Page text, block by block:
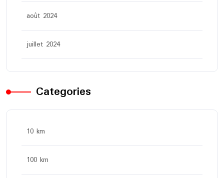
août 2024
juillet 2024
Categories
10 km
100 km